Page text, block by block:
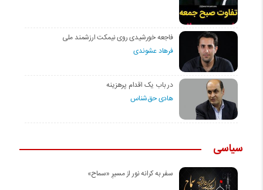
فاجعه خورشیدی روی نیمکت ارزشمند ملی
فرهاد عشوندی
در باب یک اقدام پرهزینه
هادی حق‌شناس
سیاسی
سفر به کرانه‌ نور از مسیرِ «سماح»